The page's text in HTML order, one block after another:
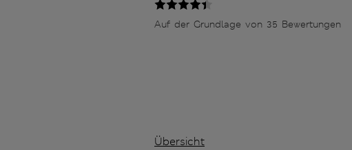
Auf der Grundlage von 35 Bewertungen
Übersicht